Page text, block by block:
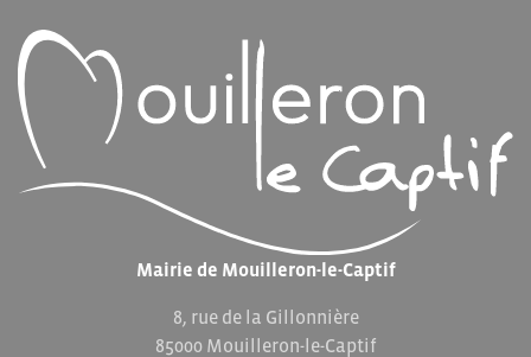
Mairie de Mouilleron-le-Captif
8, rue de la Gillonnière
85000 Mouilleron-le-Captif